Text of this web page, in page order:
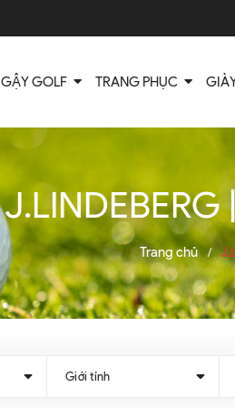
GẬY GOLF TRANG PHỤC
Trang chủ /
Giới tính